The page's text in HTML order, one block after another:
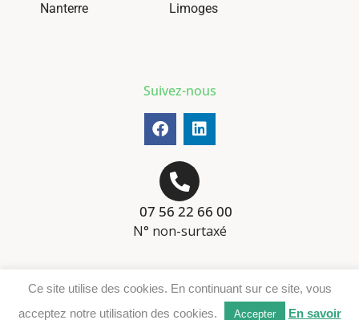
Nanterre
Limoges
Suivez-nous
07 56 22 66 00
N° non-surtaxé
Téléchargement DER
Ce site utilise des cookies. En continuant sur ce site, vous
acceptez notre utilisation des cookies.
Accepter En savoir